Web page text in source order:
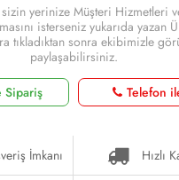
yerinize Müşteri Hizmetleri
isterseniz yukarıda yazan
tıkladıktan sonra ekibimizle
paylaşabilirsiniz.
Sipariş
Telefon
İmkanı
Hızlı